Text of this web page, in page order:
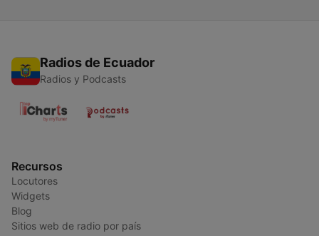
Radios de Ecuador
Radios y Podcasts
Recursos
Locutores
Widgets
Blog
Sitios web de radio por país